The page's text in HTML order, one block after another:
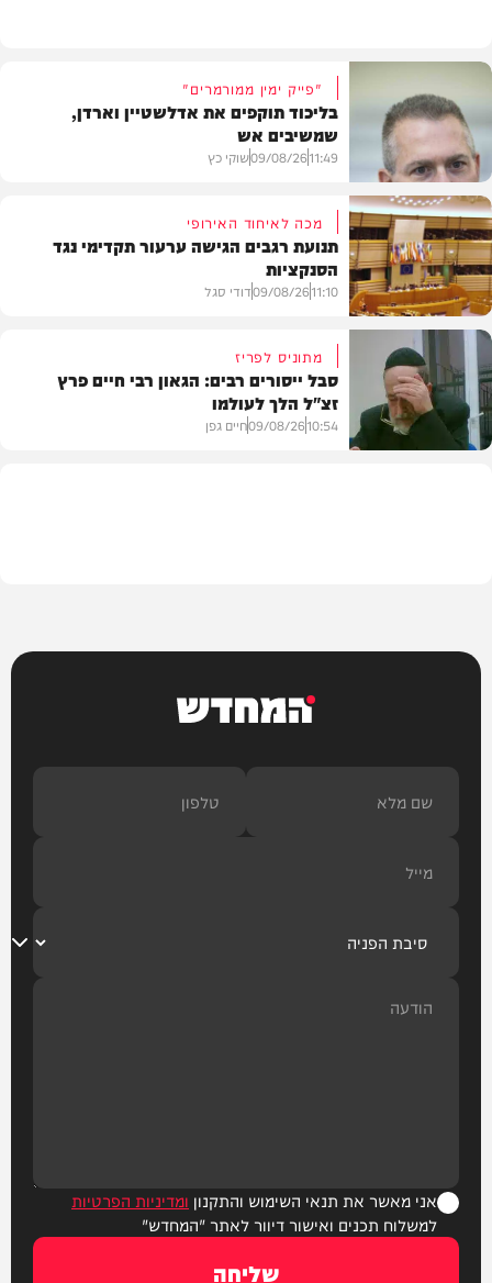
חדשות
"פייק ימין ממורמרים"
בליכוד תוקפים את אדלשטיין וארדן,
שמשיבים אש
11:49
09/08/26שוקי כץ
חדשות
מכה לאיחוד האירופי
תנועת רגבים הגישה ערעור תקדימי נגד
הסנקציות
11:10
09/08/26דודי סגל
מתוניס לפריז
סבל ייסורים רבים: הגאון רבי חיים פרץ
זצ"ל הלך לעולמו
10:54
09/08/26חיים גפן
המחדש
אני מאשר את תנאי השימוש והתקנון ומדיניות הפרטיות
למשלוח תכנים ואישור דיוור לאתר "המחדש"
שליחה